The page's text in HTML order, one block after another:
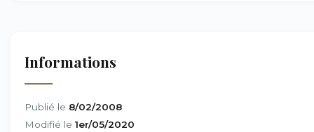
Informations
Publié le 8/02/2008
Modifié le 1er/05/2020